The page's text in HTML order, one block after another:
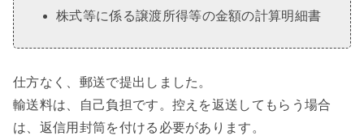
株式等に係る譲渡所得等の金額の計算明細書
仕方なく、郵送で提出しました。
輸送料は、自己負担です。控えを返送してもらう場合
は、返信用封筒を付ける必要があります。